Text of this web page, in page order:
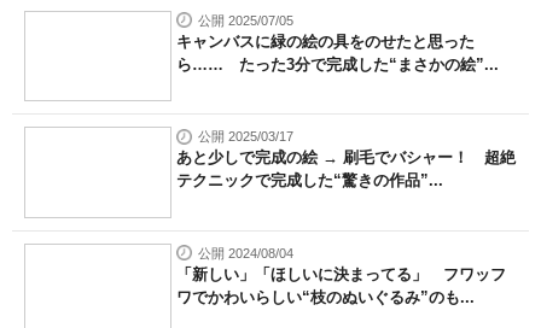
公開 2025/07/05
キャンバスに緑の絵の具をのせたと思った
ら…… たった3分で完成した“まさかの絵”...
公開 2025/03/17
あと少しで完成の絵 → 刷毛でバシャー！ 超絶
テクニックで完成した“驚きの作品”...
公開 2024/08/04
「新しい」「ほしいに決まってる」 フワッフ
ワでかわいらしい“枝のぬいぐるみ”のも...